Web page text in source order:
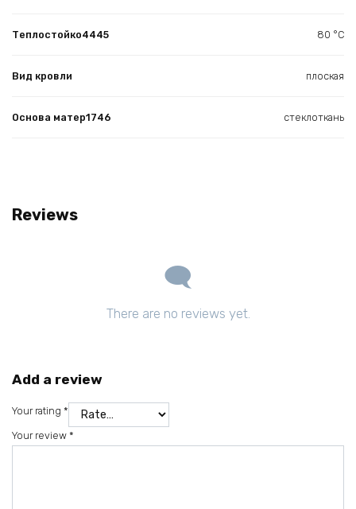
Теплостойко4445 80 °С
Вид кровли плоская
Основа матер1746 стеклоткань
Reviews
There are no reviews yet.
Add a review
Your rating *
Your review *